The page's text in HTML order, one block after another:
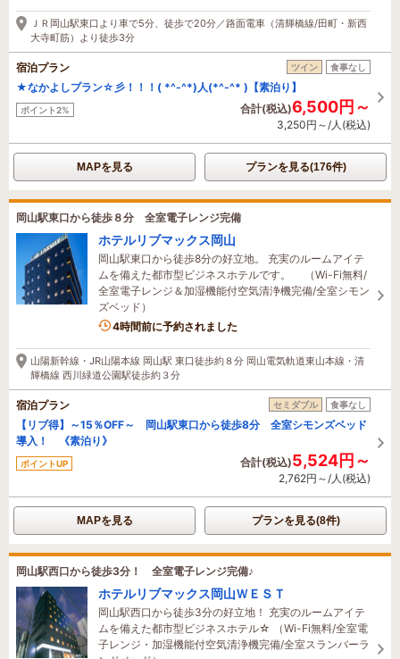
5時間前に予約されました
ＪＲ岡山駅東口より車で5分、徒歩で20分／路面電車（清輝橋線/田町・新西
大寺町筋）より徒歩3分
宿泊プラン ツイン 食事なし
★なかよしプラン☆彡！！！( *^-^*)人(*^-^* )【素泊り】
ポイント2% 合計(税込)6,500円～
3,250円～/人(税込)
MAPを見る プランを見る(176件)
岡山駅東口から徒歩８分 全室電子レンジ完備
ホテルリブマックス岡山
岡山駅東口から徒歩8分の好立地。 充実のルームアイテ
ムを備えた都市型ビジネスホテルです。 （Wi-Fi無料/
全室電子レンジ＆加湿機能付空気清浄機完備/全室シモン
ズベッド）
4時間前に予約されました
山陽新幹線・JR山陽本線 岡山駅 東口徒歩約８分 岡山電気軌道東山本線・清
輝橋線 西川緑道公園駅徒歩約３分
宿泊プラン セミダブル 食事なし
【リブ得】～15％OFF～ 岡山駅東口から徒歩8分 全室シモンズベッド
導入！ 《素泊り》
ポイントUP 合計(税込)5,524円～
2,762円～/人(税込)
MAPを見る プランを見る(8件)
岡山駅西口から徒歩3分！ 全室電子レンジ完備♪
ホテルリブマックス岡山ＷＥＳＴ
岡山駅西口から徒歩3分の好立地！ 充実のルームアイテ
ムを備えた都市型ビジネスホテル☆ （Wi-Fi無料/全室電
子レンジ・加湿機能付空気清浄機完備/全室スランバーラ